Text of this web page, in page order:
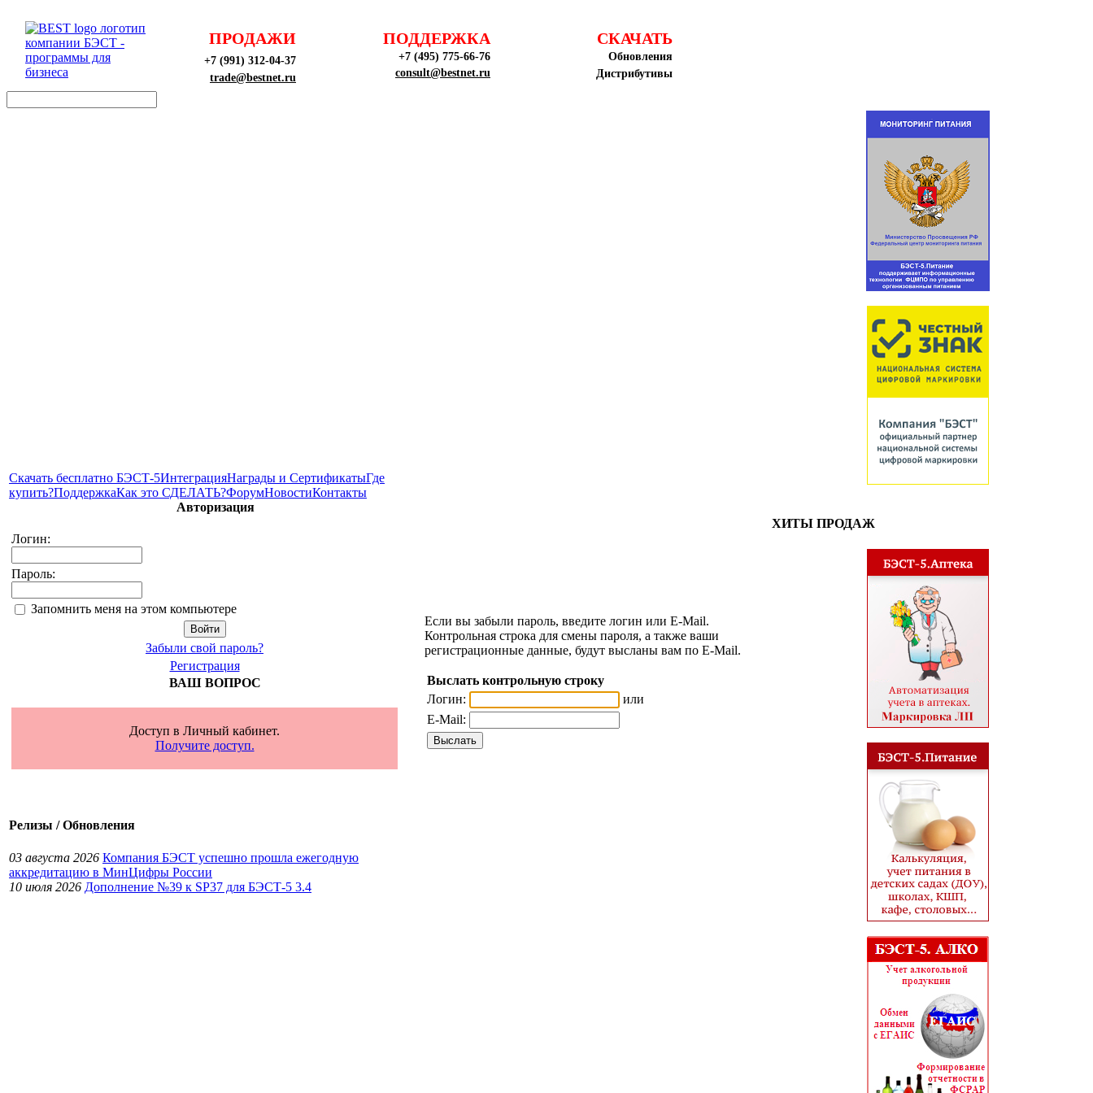
ПРОДАЖИ
+7 (991) 312-04-37
trade@bestnet.ru
ПОДДЕРЖКА
+7 (495) 775-66-76
consult@bestnet.ru
СКАЧАТЬ
Обновления
Дистрибутивы
Скачать бесплатно БЭСТ-5ИнтеграцияНаграды и СертификатыГде
купить?ПоддержкаКак это СДЕЛАТЬ?ФорумНовостиКонтакты
Авторизация
Логин:
Пароль:
Запомнить меня на этом компьютере
Забыли свой пароль?
Регистрация
ВАШ ВОПРОС
Доступ в Личный кабинет.
Получите доступ.
Релизы / Обновления
03 августа 2026 Компания БЭСТ успешно прошла ежегодную
аккредитацию в МинЦифры России
10 июля 2026 Дополнение №39 к SP37 для БЭСТ-5 3.4
Если вы забыли пароль, введите логин или E-Mail.
Контрольная строка для смены пароля, а также ваши
регистрационные данные, будут высланы вам по E-Mail.
Выслать контрольную строку
Логин:
или
E-Mail:
ХИТЫ ПРОДАЖ